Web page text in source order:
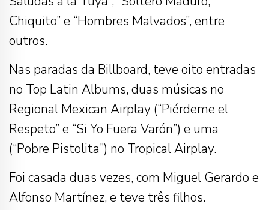
Chiquito” e “Hombres Malvados”, entre
outros.
Nas paradas da Billboard, teve oito entradas
no Top Latin Albums, duas músicas no
Regional Mexican Airplay (“Piérdeme el
Respeto” e “Si Yo Fuera Varón”) e uma
(“Pobre Pistolita”) no Tropical Airplay.
Foi casada duas vezes, com Miguel Gerardo e
Alfonso Martínez, e teve três filhos.